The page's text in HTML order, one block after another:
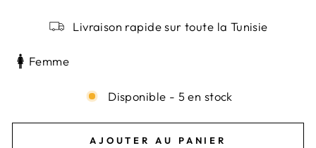
Livraison rapide sur toute la Tunisie
Femme
Disponible - 5 en stock
AJOUTER AU PANIER